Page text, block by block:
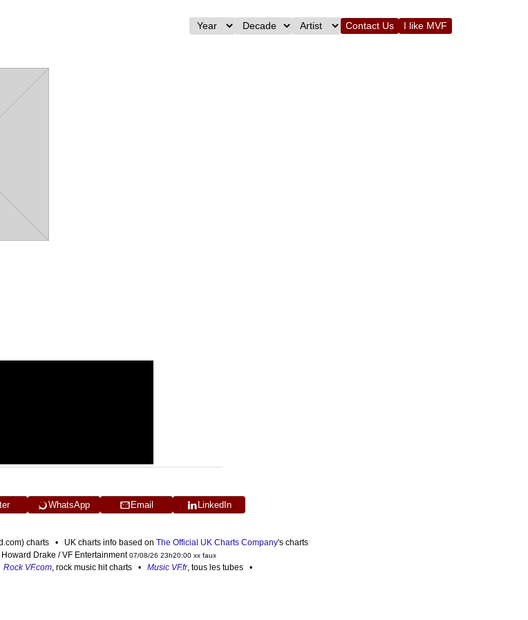
Contact Us I like MVF
WhatsApp Email LinkedIn
charts • UK charts info based on The Official UK Charts Company's charts
Drake / VF Entertainment07/08/26 23h20:00 xx faux
Rock VF.com, rock music hit charts • Music VF.fr, tous les tubes •